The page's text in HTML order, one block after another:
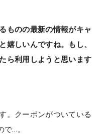
ものの最新の情報がキャ
嬉しいんですね。もし、
ら利用しようと思います
。クーポンがついている
…。